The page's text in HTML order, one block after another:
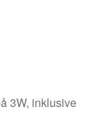
3W, inklusive